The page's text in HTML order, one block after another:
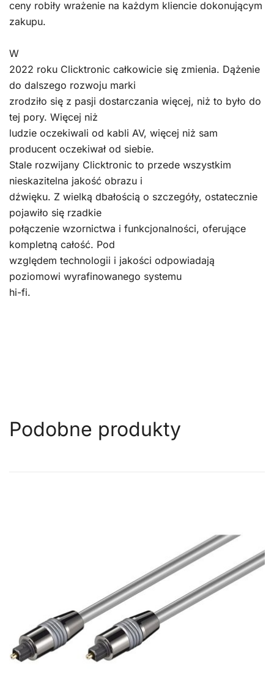
ceny robiły wrażenie na każdym kliencie dokonującym
zakupu.
W
2022 roku Clicktronic całkowicie się zmienia. Dążenie
do dalszego rozwoju marki
zrodziło się z pasji dostarczania więcej, niż to było do
tej pory. Więcej niż
ludzie oczekiwali od kabli AV, więcej niż sam
producent oczekiwał od siebie.
Stale rozwijany Clicktronic to przede wszystkim
nieskazitelna jakość obrazu i
dźwięku. Z wielką dbałością o szczegóły, ostatecznie
pojawiło się rzadkie
połączenie wzornictwa i funkcjonalności, oferujące
kompletną całość. Pod
względem technologii i jakości odpowiadają
poziomowi wyrafinowanego systemu
hi-fi.
Podobne produkty